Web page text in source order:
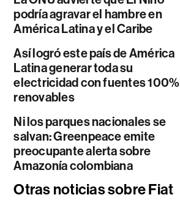
podría agravar el hambre en
América Latina y el Caribe
Así logró este país de América
Latina generar toda su
electricidad con fuentes 100%
renovables
Ni los parques nacionales se
salvan: Greenpeace emite
preocupante alerta sobre
Amazonía colombiana
Otras noticias sobre Fiat